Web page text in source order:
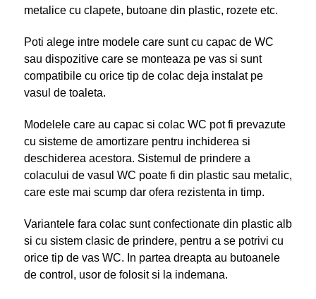
metalice cu clapete, butoane din plastic, rozete etc.
Poti alege intre modele care sunt cu capac de WC
sau dispozitive care se monteaza pe vas si sunt
compatibile cu orice tip de colac deja instalat pe
vasul de toaleta.
Modelele care au capac si colac WC pot fi prevazute
cu sisteme de amortizare pentru inchiderea si
deschiderea acestora. Sistemul de prindere a
colacului de vasul WC poate fi din plastic sau metalic,
care este mai scump dar ofera rezistenta in timp.
Variantele fara colac sunt confectionate din plastic alb
si cu sistem clasic de prindere, pentru a se potrivi cu
orice tip de vas WC. In partea dreapta au butoanele
de control, usor de folosit si la indemana.